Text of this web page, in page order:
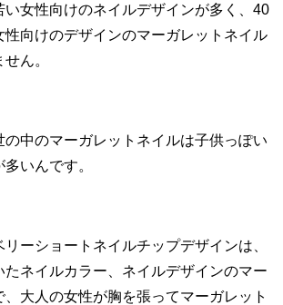
い女性向けのネイルデザインが多く、40
性向けのデザインのマーガレットネイル
ん。
の中のマーガレットネイルは子供っぽい
いんです。
ーショートネイルチップデザインは、
たネイルカラー、ネイルデザインのマー
、大人の女性が胸を張ってマーガレット